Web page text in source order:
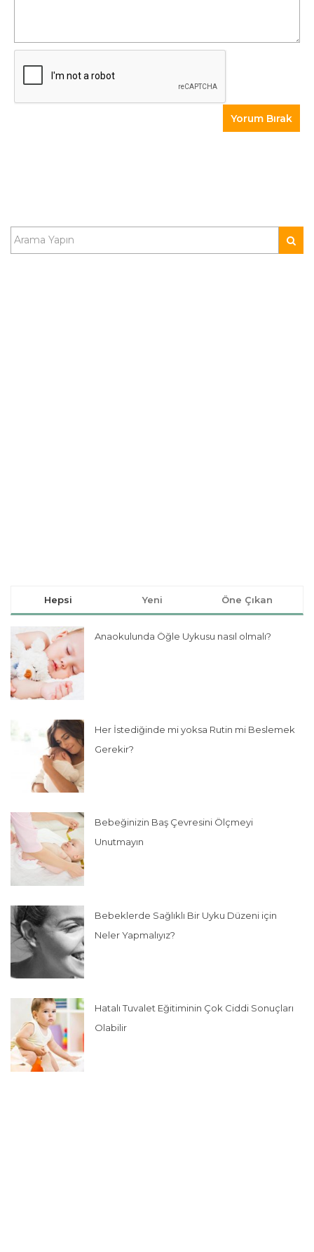
Hepsi Yeni Öne Çıkan
Anaokulunda Öğle Uykusu nasıl olmalı?
Her İstediğinde mi yoksa Rutin mi Beslemek
Gerekir?
Bebeğinizin Baş Çevresini Ölçmeyi
Unutmayın
Bebeklerde Sağlıklı Bir Uyku Düzeni için
Neler Yapmalıyız?
Hatalı Tuvalet Eğitiminin Çok Ciddi Sonuçları
Olabilir